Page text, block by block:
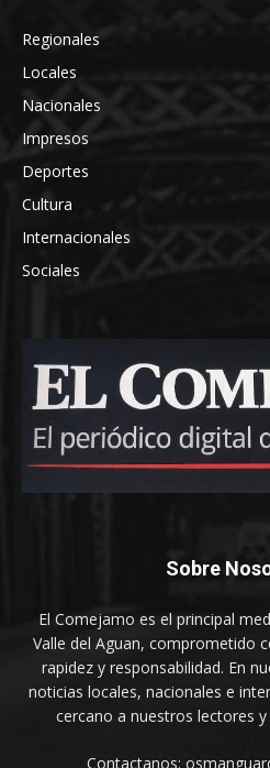
Regionales
Locales
Nacionales
Impresos
Deportes
Cultura
Internacionales
Sociales
Sobre
El Comejamo es el principal
Valle del Aguan, comprometido
rapidez y responsabilidad. En
noticias locales, nacionales e
cercano a nuestros lectores
Contactanos: